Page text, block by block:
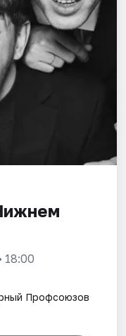
18:00
Профсоюзов